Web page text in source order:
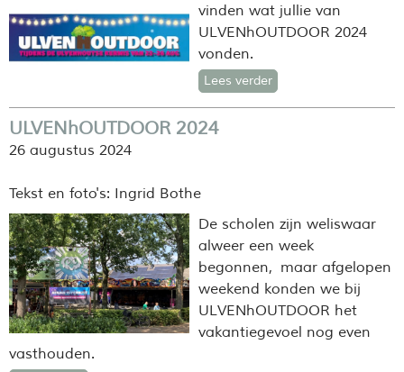
vinden wat jullie van
ULVENhOUTDOOR 2024
vonden.
Lees verder
ULVENhOUTDOOR 2024
26 augustus 2024
Tekst en foto's: Ingrid Bothe
De scholen zijn weliswaar
alweer een week
begonnen, maar afgelopen
weekend konden we bij
ULVENhOUTDOOR het
vakantiegevoel nog even
vasthouden.